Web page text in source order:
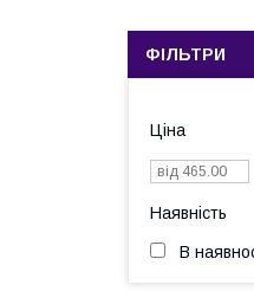
ФІЛЬТРИ
Ціна
Наявність
В